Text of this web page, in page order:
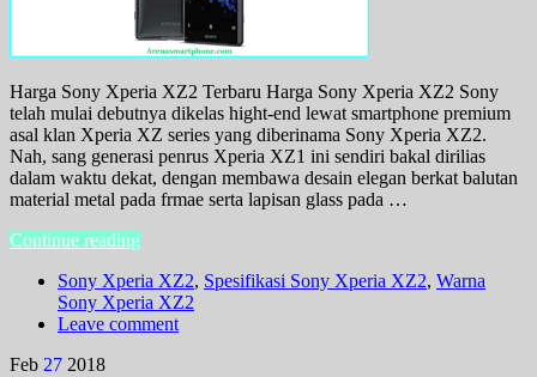
Harga Sony Xperia XZ2 Terbaru Harga Sony Xperia XZ2 Sony
telah mulai debutnya dikelas hight-end lewat smartphone premium
asal klan Xperia XZ series yang diberinama Sony Xperia XZ2.
Nah, sang generasi penrus Xperia XZ1 ini sendiri bakal dirilias
dalam waktu dekat, dengan membawa desain elegan berkat balutan
material metal pada frmae serta lapisan glass pada …
Continue reading
Sony Xperia XZ2, Spesifikasi Sony Xperia XZ2, Warna
Sony Xperia XZ2
Leave comment
Feb 27 2018